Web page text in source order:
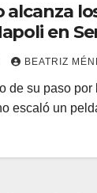
en
BEATRIZ
de su paso por
escaló un